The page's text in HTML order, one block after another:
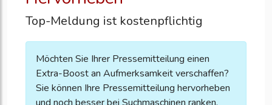
Top-Meldung ist kostenpflichtig
Möchten Sie Ihrer Pressemitteilung einen
Extra-Boost an Aufmerksamkeit verschaffen?
Sie können Ihre Pressemitteilung hervorheben